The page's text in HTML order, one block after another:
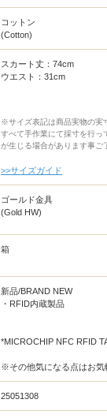
コットン
(Cotton)
スカート丈：74cm
ウエスト：31cm
※サイズ表記は商品実物の実
すべて手作業にて採寸を行っ
が生じる場合があります事ご
>>サイズガイド
ゴールド金具
(Gold HW)
箱
新品/BRAND NEW
・RFID内蔵製品
*MICROCHIP NFC RFID
※その他気になる点はお気
25051308